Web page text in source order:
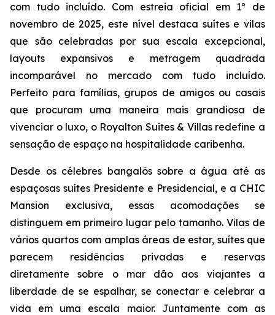
com tudo incluído. Com estreia oficial em 1º de
novembro de 2025, este nível destaca suítes e vilas
que são celebradas por sua escala excepcional,
layouts expansivos e metragem quadrada
incomparável no mercado com tudo incluído.
Perfeito para famílias, grupos de amigos ou casais
que procuram uma maneira mais grandiosa de
vivenciar o luxo, o Royalton Suites & Villas redefine a
sensação de espaço na hospitalidade caribenha.
Desde os célebres bangalôs sobre a água até as
espaçosas suítes Presidente e Presidencial, e a CHIC
Mansion exclusiva, essas acomodações se
distinguem em primeiro lugar pelo tamanho. Vilas de
vários quartos com amplas áreas de estar, suítes que
parecem residências privadas e reservas
diretamente sobre o mar dão aos viajantes a
liberdade de se espalhar, se conectar e celebrar a
vida em uma escala maior. Juntamente com as